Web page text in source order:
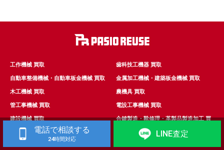
電話で相談する
24時間対応
LINE査定
工作機械 買取 歯科技工機器 買取
自動車整備機械・自動車板金機械 買取 金属加工機械・建築板金機械 買取
木工機械 買取 農機具 買取
管工事機械 買取 電設工事機械 買取
建設機械 買取
合鍵製造・靴修理・革製品製造加工 買
工業用ミシン 買取 クリーニング 機械 買取